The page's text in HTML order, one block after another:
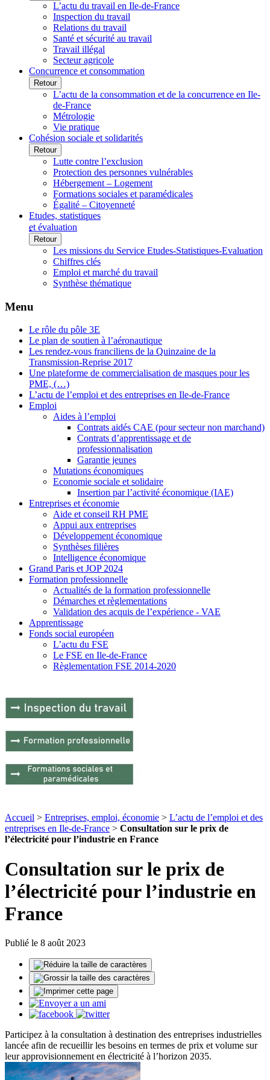
L’actu du travail en Ile-de-France
Inspection du travail
Relations du travail
Santé et sécurité au travail
Travail illégal
Secteur agricole
Concurrence et consommation
Retour
L’actu de la consommation et de la concurrence en Ile-
de-France
Métrologie
Vie pratique
Cohésion sociale et solidarités
Retour
Lutte contre l’exclusion
Protection des personnes vulnérables
Hébergement – Logement
Formations sociales et paramédicales
Égalité – Citoyenneté
Etudes, statistiques
et évaluation
Retour
Les missions du Service Etudes-Statistiques-Evaluation
Chiffres clés
Emploi et marché du travail
Synthèse thématique
Menu
Le rôle du pôle 3E
Le plan de soutien à l’aéronautique
Les rendez-vous franciliens de la Quinzaine de la
Transmission-Reprise 2017
Une plateforme de commercialisation de masques pour les
PME, (…)
L’actu de l’emploi et des entreprises en Ile-de-France
Emploi
Aides à l’emploi
Contrats aidés CAE (pour secteur non marchand)
Contrats d’apprentissage et de
professionnalisation
Garantie jeunes
Mutations économiques
Economie sociale et solidaire
Insertion par l’activité économique (IAE)
Entreprises et économie
Aide et conseil RH PME
Appui aux entreprises
Développement économique
Synthèses filières
Intelligence économique
Grand Paris et JOP 2024
Formation professionnelle
Actualités de la formation professionnelle
Démarches et règlementations
Validation des acquis de l’expérience - VAE
Apprentissage
Fonds social européen
L’actu du FSE
Le FSE en Ile-de-France
Règlementation FSE 2014-2020
Accueil > Entreprises, emploi, économie > L’actu de l’emploi et des
entreprises en Ile-de-France > Consultation sur le prix de
l’électricité pour l’industrie en France
Consultation sur le prix de
l’électricité pour l’industrie en
France
Publié le 8 août 2023
Participez à la consultation à destination des entreprises industrielles
lancée afin de recueillir les besoins en termes de prix et volume sur
leur approvisionnement en électricité à l’horizon 2035.